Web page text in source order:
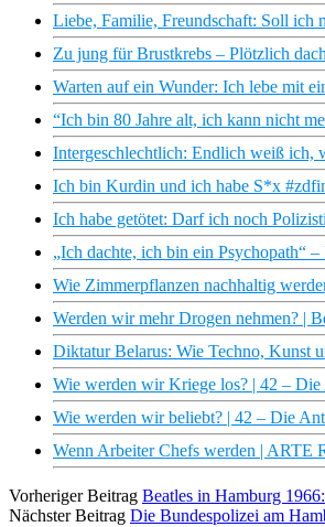
Liebe, Familie, Freundschaft: Soll ich
Zu jung für Brustkrebs – Plötzlich
Warten auf ein Wunder: Ich lebe mit
“Ich bin 80 Jahre alt, ich kann nicht
Intergeschlechtlich: Endlich weiß ich,
Ich bin Kurdin und ich habe S*x
Ich habe getötet: Darf ich noch
„Ich dachte, ich bin ein Psychopath“
Wie Zimmerpflanzen nachhaltig
Werden wir mehr Drogen nehmen? |
Diktatur Belarus: Wie Techno, Kunst
Wie werden wir Kriege los? | 42 –
Wie werden wir beliebt? | 42 – Die
Wenn Arbeiter Chefs werden | ARTE
Vorheriger Beitrag Beatles in Hamburg
Nächster Beitrag Die Bundespolizei am